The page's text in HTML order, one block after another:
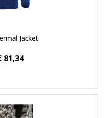
Jacket
81,34